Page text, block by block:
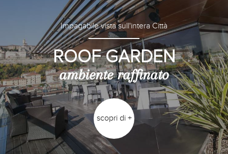
Impagabile vista sull'intera Città
ROOF GARDEN
ambiente raffinato
scopri di +